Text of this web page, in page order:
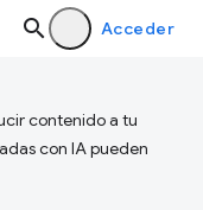
Acceder
contenido a tu
con IA pueden